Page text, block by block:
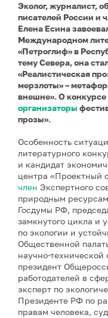
Эколог, журналист,
писателей России и
Елена Есина
Международном
«Петроглиф» в
тему Севера, она
«Реалистическая
мерзлоты» –
внешне». О
организаторы
прозы».
Особенность
литературного
и кандидат
центра «Проектный
член Экспертного
природным
Госдумы РФ,
замкнутого цикла и
по экологии и
Общественной
научно-
президент
работодателей в
эксперт по
Президенте РФ по
правам человека,